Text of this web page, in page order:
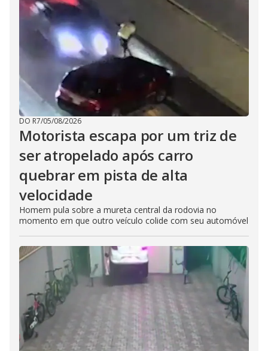
DO R7/05/08/2026
Motorista escapa por um triz de
ser atropelado após carro
quebrar em pista de alta
velocidade
Homem pula sobre a mureta central da rodovia no
momento em que outro veículo colide com seu automóvel